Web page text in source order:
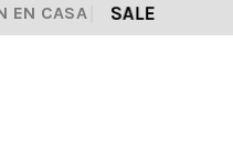
EN CASA SALE